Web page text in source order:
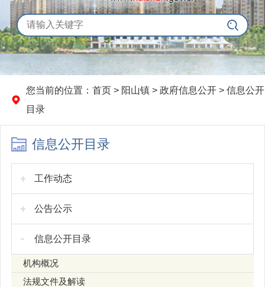
您当前的位置： 首页 > 阳山镇 > 政府信息公开 > 信息公开
目录
信息公开目录
工作动态
公告公示
信息公开目录
机构概况
法规文件及解读